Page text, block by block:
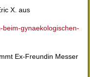
X. aus
beim-gynaekologischen-
Ex-Freundin Messer